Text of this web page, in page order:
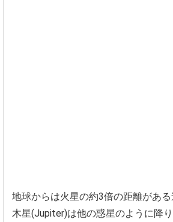
地球からは火星の約3倍の距離がある
木星(Jupiter)は他の惑星のように降